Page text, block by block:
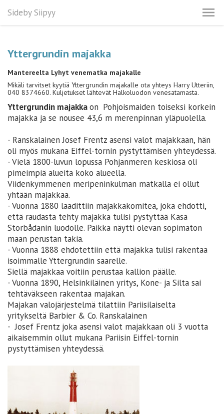
Sideby Siipyy
Yttergrundin majakka
Mantereelta Lyhyt venematka majakalle
Mikäli tarvitset kyytiä Yttergrundin majakalle ota yhteys Harry Utteriin,
040 8374660. Kuljetukset lähtevät Halkoluodon venesatamasta.
Yttergrundin majakkaon Pohjoismaiden toiseksi korkein
majakka ja se nousee 43,6 m merenpinnan yläpuolella.
- Ranskalainen Josef Frentz asensi valot majakkaan, hän
oli myös mukana Eiffel-tornin pystyttämisen yhteydessä.
- Vielä 1800-luvun lopussa Pohjanmeren keskiosa oli
pimeimpiä alueita koko alueella.
Viidenkymmenen meripeninkulman matkalla ei ollut
yhtään majakkaa.
- Vuonna 1880 laadittiin majakkakomitea, joka ehdotti,
että raudasta tehty majakka tulisi pystyttää Kasa
Storbådanin luodolle. Paikka näytti olevan sopimaton
maan perustan takia.
- Vuonna 1888 ehdotettiin että majakka tulisi rakentaa
isoimmalle Yttergrundin saarelle.
Siellä majakkaa voitiin perustaa kallion päälle.
- Vuonna 1890, Helsinkiläinen yritys, Kone- ja Silta sai
tehtäväkseen rakentaa majakan.
Majakan valojärjestelmä tilattiin Pariisilaiselta
yritykseltä Barbier & Co. Ranskalainen
- Josef Frentz joka asensi valot majakkaan oli 3 vuotta
aikaisemmin ollut mukana Pariisin Eiffel-tornin
pystyttämisen yhteydessä.